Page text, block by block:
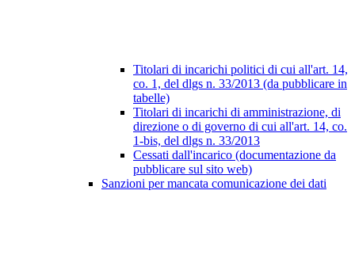
Titolari di incarichi politici di cui all'art. 14,
co. 1, del dlgs n. 33/2013 (da pubblicare in
tabelle)
Titolari di incarichi di amministrazione, di
direzione o di governo di cui all'art. 14, co.
1-bis, del dlgs n. 33/2013
Cessati dall'incarico (documentazione da
pubblicare sul sito web)
Sanzioni per mancata comunicazione dei dati